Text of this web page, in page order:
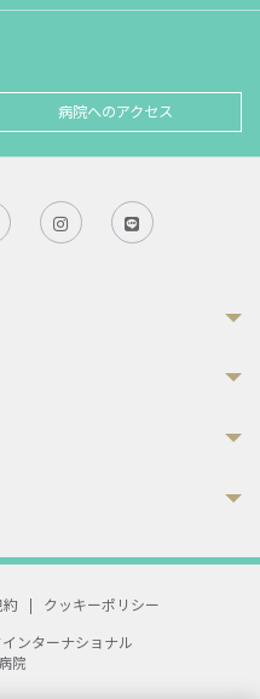
病院へのアクセス
|
クッキーポリシー
ンターナショナル
院